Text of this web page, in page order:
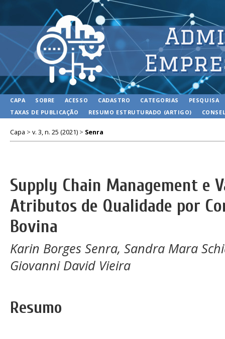
CAPA SOBRE ACESSO CADASTRO CATEGORIAS
PESQUISA
TAXAS DE PUBLICAÇÃO
RESUMO ESTRUTURADO (ARTIGO)
Capa > v. 3, n. 25 (2021) > Senra
Supply Chain Management e
Atributos de Qualidade por
Bovina
Karin Borges Senra, Sandra Mara
Giovanni David Vieira
Resumo